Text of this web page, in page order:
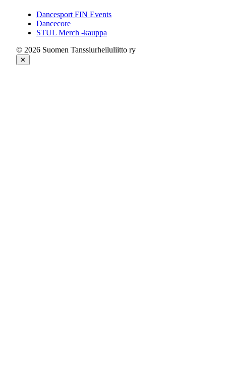
Dancesport FIN Events
Dancecore
STUL Merch -kauppa
© 2026 Suomen Tanssiurheiluliitto ry
✕